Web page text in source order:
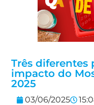
Três diferentes
impacto do
2025
03/06/2025